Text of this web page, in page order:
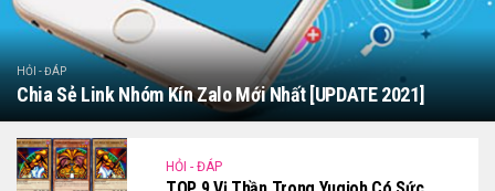
HỎI - ĐÁP
Chia Sẻ Link Nhóm Kín Zalo Mới Nhất [UPDATE 2021]
HỎI - ĐÁP